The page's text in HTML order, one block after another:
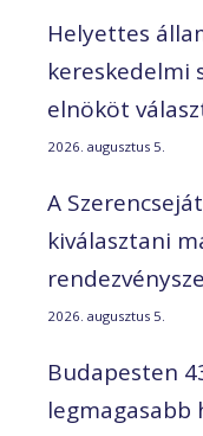
Helyettes
kereskedelmi
elnököt
2026. augusztus 5.
A
kiválasztani
2026. augusztus 5.
Budapesten
legmagasabb